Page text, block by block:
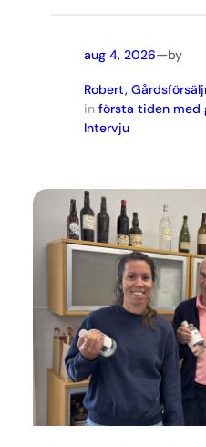
aug 4, 2026—by
Robert,
in första tiden med
Intervju